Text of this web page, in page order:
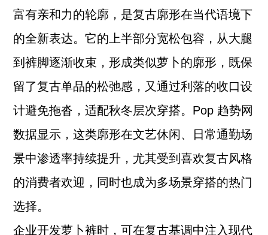
富有亲和力的轮廓，是复古廓形在当代语境下
的全新表达。它的上半部分宽松包容，从大腿
到裤脚逐渐收束，形成类似萝卜的廓形，既保
留了复古单品的松弛感，又通过利落的收口设
计避免拖沓，适配秋冬层次穿搭。Pop 趋势网
数据显示，这类廓形在文艺休闲、日常通勤场
景中渗透率持续提升，尤其受到喜欢复古风格
的消费者欢迎，同时也成为多场景穿搭的热门
选择。
企业开发萝卜裤时，可在复古基调中注入现代